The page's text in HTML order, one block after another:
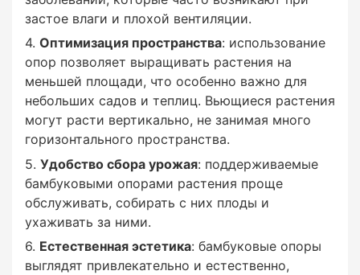
застое влаги и плохой вентиляции.
Оптимизация пространства: использование
опор позволяет выращивать растения на
меньшей площади, что особенно важно для
небольших садов и теплиц. Вьющиеся растения
могут расти вертикально, не занимая много
горизонтального пространства.
Удобство сбора урожая: поддерживаемые
бамбуковыми опорами растения проще
обслуживать, собирать с них плоды и
ухаживать за ними.
Естественная эстетика: бамбуковые опоры
выглядят привлекательно и естественно,